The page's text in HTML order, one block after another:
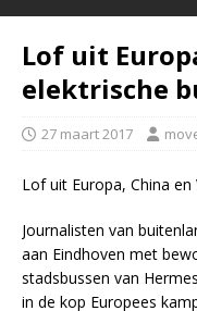
Lof uit
elektrische
27 maart 2017
Lof uit Europa, China
Journalisten van
aan Eindhoven met
stadsbussen van
in de kop Europees